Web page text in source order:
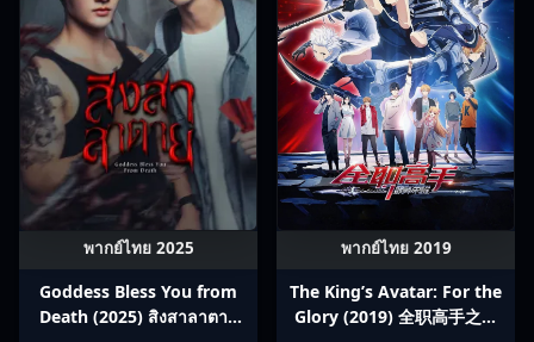
พากย์ไทย 2025
Goddess Bless You from
Death (2025) สิงสาลาตาย
พากย์ไทย 2019
The King’s Avatar: For the
Glory (2019) 全职高手之巅